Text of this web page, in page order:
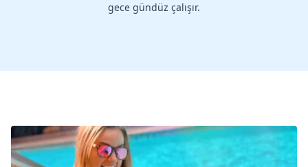
gece gündüz çalışır.